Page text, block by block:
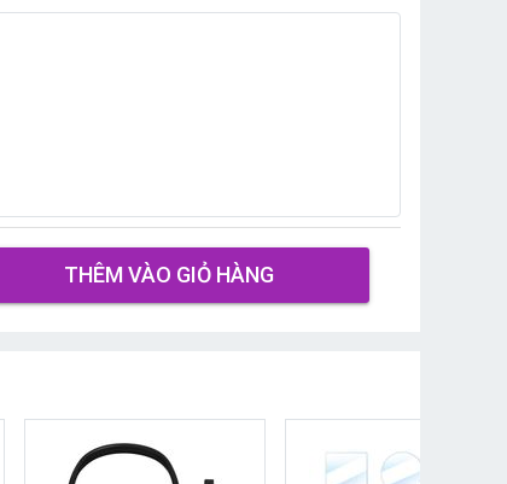
THÊM VÀO GIỎ HÀNG